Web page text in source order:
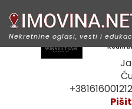
Redni
Nekretnine oglasi, vesti i